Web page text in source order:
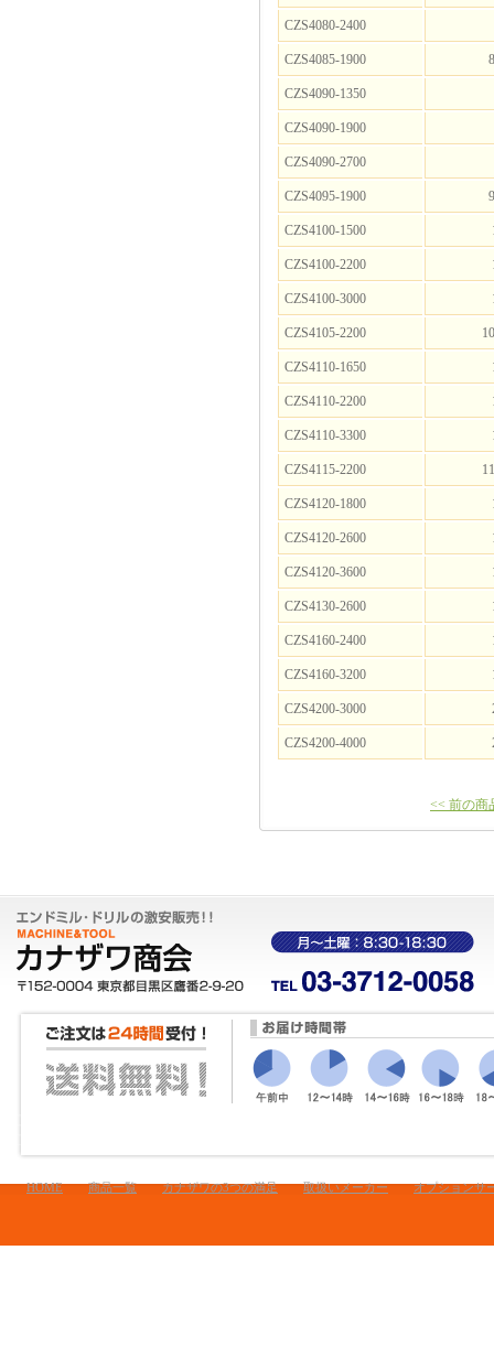
CZS4080-2400
CZS4085-1900
CZS4090-1350
CZS4090-1900
CZS4090-2700
CZS4095-1900
CZS4100-1500
CZS4100-2200
CZS4100-3000
CZS4105-2200
CZS4110-1650
CZS4110-2200
CZS4110-3300
CZS4115-2200
CZS4120-1800
CZS4120-2600
CZS4120-3600
CZS4130-2600
CZS4160-2400
CZS4160-3200
CZS4200-3000
CZS4200-4000
<< 前の商
HOME 商品一覧 カナザワの3つの満足 取扱いメーカー オプションサ